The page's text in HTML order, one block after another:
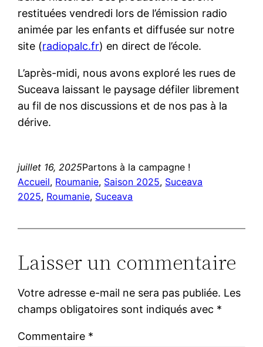
restituées vendredi lors de l’émission radio
animée par les enfants et diffusée sur notre
site (radiopalc.fr) en direct de l’école.
L’après-midi, nous avons exploré les rues de
Suceava laissant le paysage défiler librement
au fil de nos discussions et de nos pas à la
dérive.
juillet 16, 2025Partons à la campagne !
Accueil, Roumanie, Saison 2025, Suceava
2025, Roumanie, Suceava
Laisser un commentaire
Votre adresse e-mail ne sera pas publiée. Les
champs obligatoires sont indiqués avec *
Commentaire *